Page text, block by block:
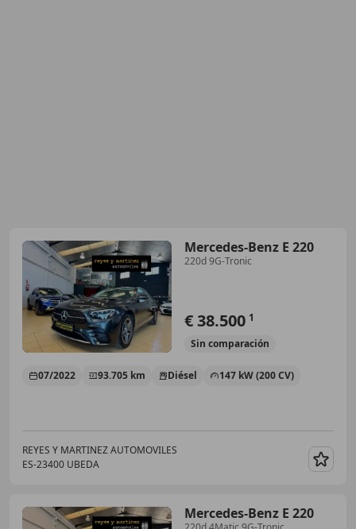
Mercedes-Benz E 220
220d 9G-Tronic
€ 38.500 1
Sin comparación
07/2022 93.705 km Diésel 147 kW (200 CV)
REYES Y MARTINEZ AUTOMOVILES
ES-23400 UBEDA
Mercedes-Benz E 220